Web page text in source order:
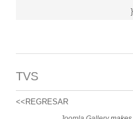
}
TVS
<<REGRESAR